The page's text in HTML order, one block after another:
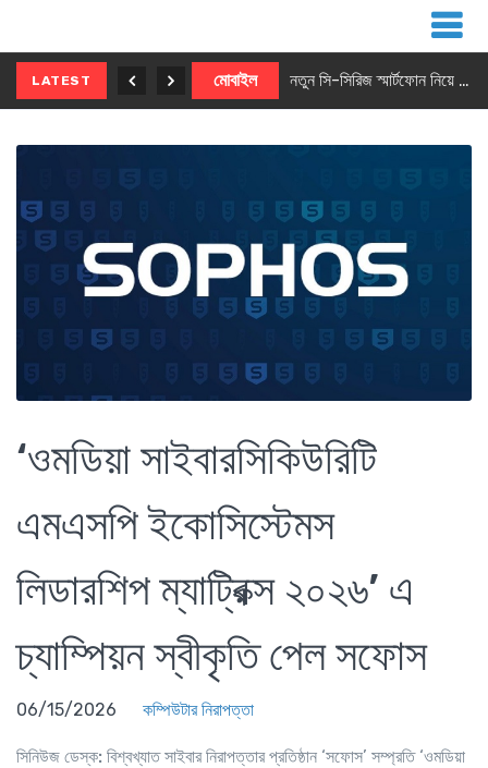
LATEST মোবাইল নতুন সি-সিরিজ স্মার্টফোন নিয়ে আসছে রিয়েলমি
‘ওমডিয়া সাইবারসিকিউরিটি
এমএসপি ইকোসিস্টেমস
লিডারশিপ ম্যাট্রিক্স ২০২৬’ এ
চ্যাম্পিয়ন স্বীকৃতি পেল সফোস
06/15/2026 কম্পিউটার নিরাপত্তা
সিনিউজ ডেস্ক: বিশ্বখ্যাত সাইবার নিরাপত্তার প্রতিষ্ঠান ‘সফোস’ সম্প্রতি ‘ওমডিয়া